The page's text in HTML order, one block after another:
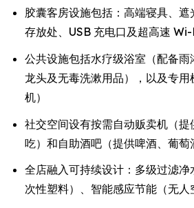
胶囊客房设施包括：高端寝具、
存放处、USB 充电口及超高速 Wi-
公共设施包括水疗级浴室（配备雨
龙头及无毒洗漱用品），以及专
机）
社交空间设有按需自动贩卖机（
吃）和自助酒吧（提供啤酒、葡萄
全店融入可持续设计：多级过滤净
次性塑料）、智能感应节能（无人